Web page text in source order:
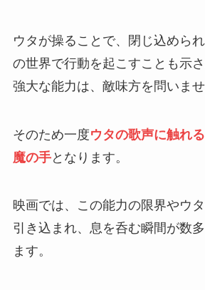
ウタが操ることで、閉じ込めら
の世界で行動を起こすことも示
強大な能力は、敵味方を問いませ
そのため一度ウタの歌声に触れ
魔の手となります。
映画では、この能力の限界やウ
引き込まれ、息を呑む瞬間が数
ます。